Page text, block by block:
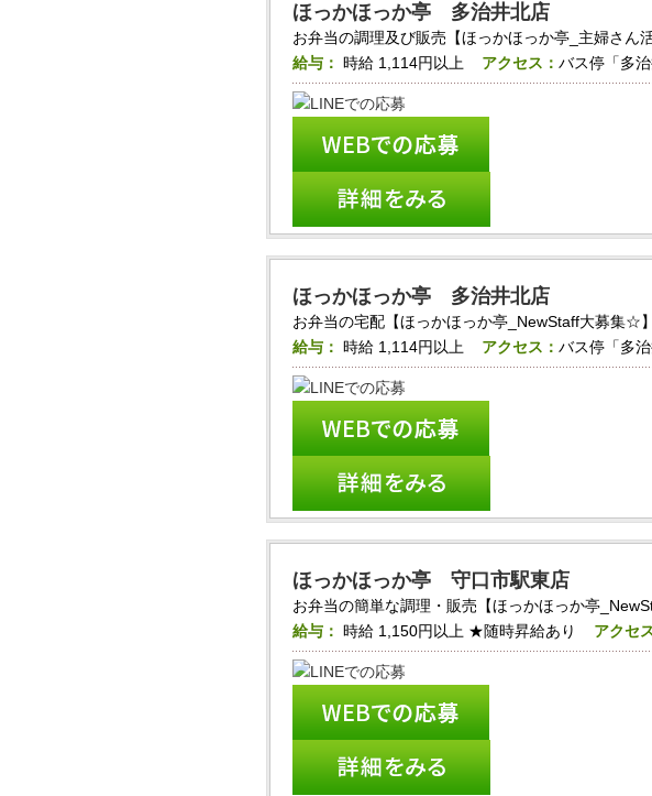
ほっかほっか亭 多治井北店
お弁当の調理及び販売【ほっかほっか亭_主婦さん活
給与： 時給 1,114円以上 アクセス：バス停「多
ほっかほっか亭 多治井北店
お弁当の宅配【ほっかほっか亭_NewStaff大募集☆】
給与： 時給 1,114円以上 アクセス：バス停「多
ほっかほっか亭 守口市駅東店
お弁当の簡単な調理・販売【ほっかほっか亭
給与： 時給 1,150円以上 ★随時昇給あり アクセ